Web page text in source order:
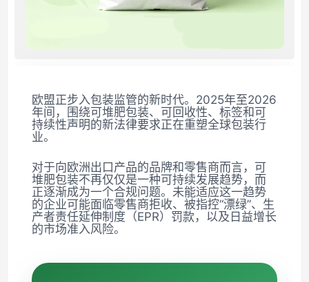
欧盟正步入包装监管的新时代。2025年至2026
年间，围绕可堆肥包装、可回收性、标签和可
持续性声明的新法律要求正在重塑全球包装行
业。
对于向欧洲出口产品的品牌和零售商而言，可
堆肥包装不再仅仅是一种可持续发展趋势，而
正逐渐成为一个合规问题。未能适应这一趋势
的企业可能面临零售商拒收、被指控“漂绿”、生
产者责任延伸制度（EPR）罚款，以及日益增长
的市场准入风险。